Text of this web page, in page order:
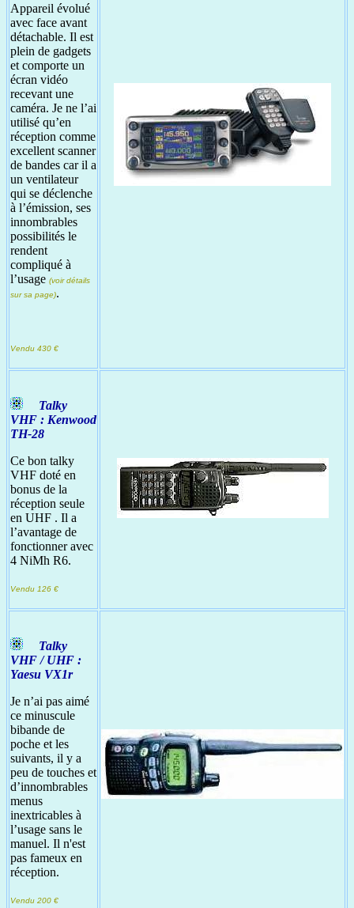
Appareil évolué
avec face avant
détachable. Il est
plein de gadgets
et comporte un
écran vidéo
recevant une
caméra. Je ne l’ai
utilisé qu’en
réception comme
excellent scanner
de bandes car il a
un ventilateur
qui se déclenche
à l’émission, ses
innombrables
possibilités le
rendent
compliqué à
l’usage (voir détails
sur sa page).
Vendu 430 €
Talky
VHF : Kenwood
TH-28
Ce bon talky
VHF doté en
bonus de la
réception seule
en UHF . Il a
l’avantage de
fonctionner avec
4 NiMh R6.
Vendu 126 €
Talky
VHF / UHF :
Yaesu VX1r
Je n’ai pas aimé
ce minuscule
bibande de
poche et les
suivants, il y a
peu de touches et
d’innombrables
menus
inextricables à
l’usage sans le
manuel. Il n'est
pas fameux en
réception.
Vendu 200 €